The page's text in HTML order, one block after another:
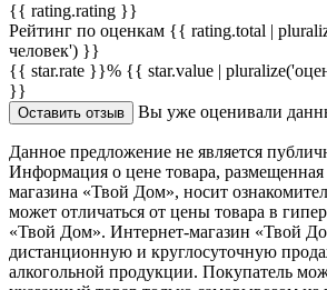
{{ rating.rating }}
Рейтинг по оценкам {{ rating.total |
человек') }}
{{ star.rate }}% {{ star.value |
}}
Оставить отзыв Вы уже оценивали
Данное предложение не является
Информация о цене товара, размещенная
магазина «Твой Дом», носит
может отличаться от цены товара в
«Твой Дом». Интернет-магазин «Твой
дистанционную и круглосуточную
алкогольной продукции. Покупатель